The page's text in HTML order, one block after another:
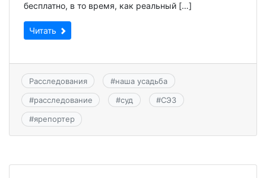
бесплатно, в то время, как реальный […]
Читать
Расследования #наша усадьба
#расследование #суд #СЭЗ
#ярепортер